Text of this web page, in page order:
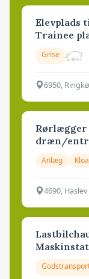
Elevplads
Trainee
Grise
6950,
Rørlægger
dræn/
Anlæg
4690, Haslev